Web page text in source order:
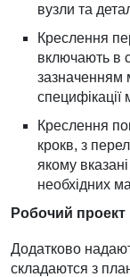
вузли та
Креслення
включають в
зазначенням
специфікації
Креслення
крокв, з
якому
необхідних
Робочий проект
Додатково
складаются з